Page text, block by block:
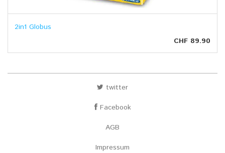
2in1 Globus
CHF 89.90
twitter
Facebook
AGB
Impressum